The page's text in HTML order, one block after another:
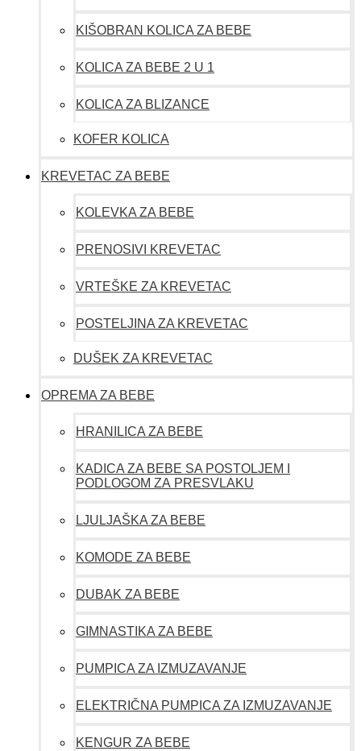
KIŠOBRAN KOLICA ZA BEBE
KOLICA ZA BEBE 2 U 1
KOLICA ZA BLIZANCE
KOFER KOLICA
KREVETAC ZA BEBE
KOLEVKA ZA BEBE
PRENOSIVI KREVETAC
VRTEŠKE ZA KREVETAC
POSTELJINA ZA KREVETAC
DUŠEK ZA KREVETAC
OPREMA ZA BEBE
HRANILICA ZA BEBE
KADICA ZA BEBE SA POSTOLJEM I
PODLOGOM ZA PRESVLAKU
LJULJAŠKA ZA BEBE
KOMODE ZA BEBE
DUBAK ZA BEBE
GIMNASTIKA ZA BEBE
PUMPICA ZA IZMUZAVANJE
ELEKTRIČNA PUMPICA ZA IZMUZAVANJE
KENGUR ZA BEBE